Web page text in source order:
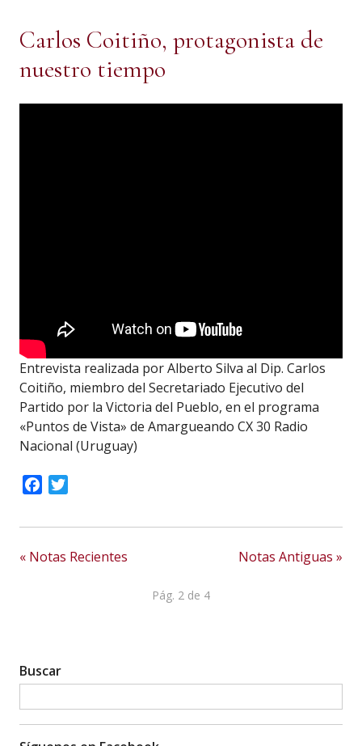
Carlos Coitiño, protagonista de
nuestro tiempo
Entrevista realizada por Alberto Silva al Dip. Carlos
Coitiño, miembro del Secretariado Ejecutivo del
Partido por la Victoria del Pueblo, en el programa
«Puntos de Vista» de Amargueando CX 30 Radio
Nacional (Uruguay)
Facebook
« Notas Recientes Notas Antiguas »
Pág. 2 de 4
Buscar